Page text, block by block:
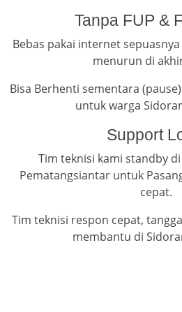
Tanpa FUP &
Bebas pakai internet
menurun di
Bisa Berhenti sementara
untuk warga
Support
Tim teknisi kami standby
Pematangsiantar untuk
cepat.
Tim teknisi respon cepat,
membantu di